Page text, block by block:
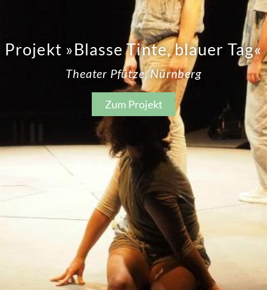
Projekt »Blasse Tinte, blauer Tag«
Theater Pfütze, Nürnberg
Zum Projekt